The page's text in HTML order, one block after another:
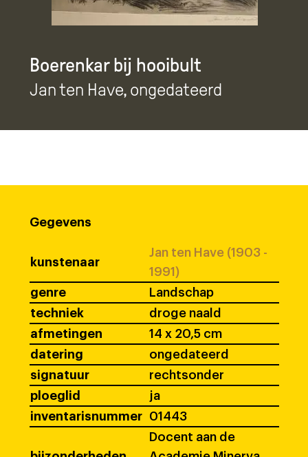
Boerenkar bij hooibult
Jan ten Have, ongedateerd
Gegevens
kunstenaar
Jan ten Have (1903 -
1991)
genre
Landschap
techniek
droge naald
afmetingen
14 x 20,5 cm
datering
ongedateerd
signatuur
rechtsonder
ploeglid
ja
inventarisnummer
01443
Docent aan de